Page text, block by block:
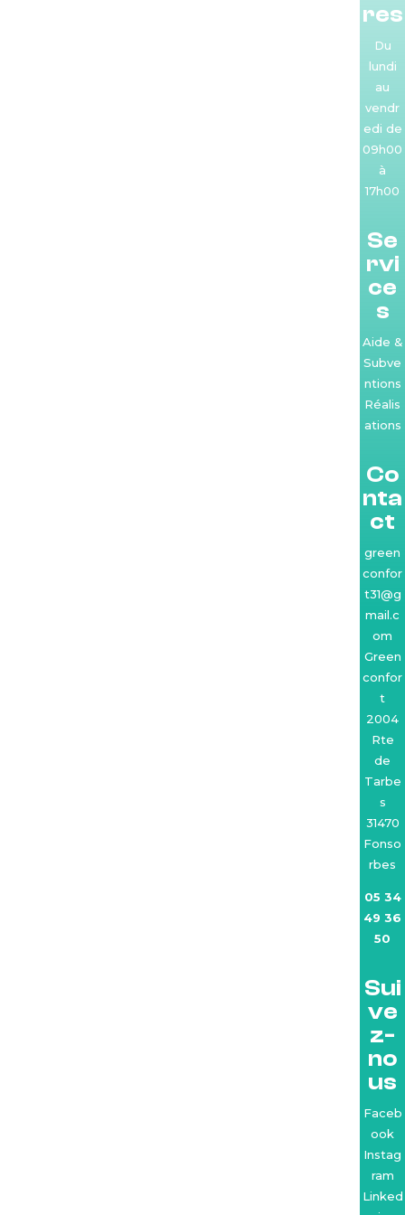
res
Du
lundi
au
vendr
edi de
09h00
à
17h00
Se
rvi
ce
s
Aide &
Subve
ntions
Réalis
ations
Co
nta
ct
green
confor
t31@g
mail.c
om
Green
confor
t
2004
Rte
de
Tarbe
s
31470
Fonso
rbes
05 34
49 36
50
Sui
ve
z-
no
us
Faceb
ook
Instag
ram
Linked